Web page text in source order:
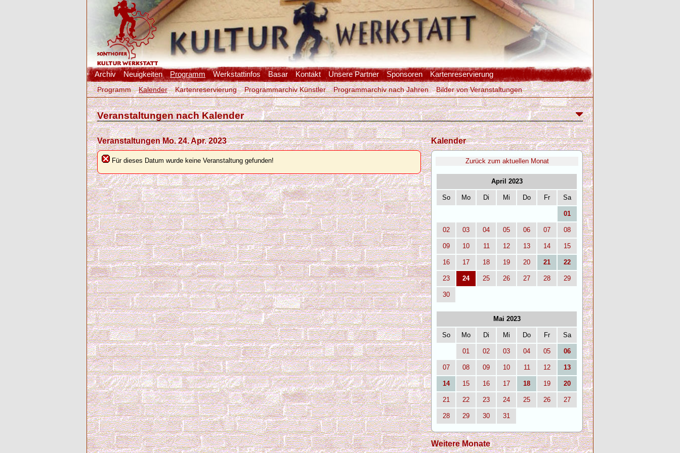
Archiv Neuigkeiten Programm Werkstattinfos Basar Kontakt Unsere Partner Sponsoren Kartenreservierung
Programm Kalender Kartenreservierung Programmarchiv Künstler Programmarchiv nach Jahren Bilder von Veranstaltungen
Veranstaltungen nach Kalender
Veranstaltungen Mo. 24. Apr. 2023
Für dieses Datum wurde keine Veranstaltung gefunden!
Kalender
Zurück zum aktuellen Monat
April 2023
So Mo Di Mi Do Fr Sa
01
02 03 04 05 06 07 08
09 10 11 12 13 14 15
16 17 18 19 20 21 22
23 24 25 26 27 28 29
30
Mai 2023
So Mo Di Mi Do Fr Sa
01 02 03 04 05 06
07 08 09 10 11 12 13
14 15 16 17 18 19 20
21 22 23 24 25 26 27
28 29 30 31
Weitere Monate